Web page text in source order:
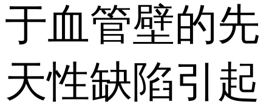
于血管壁的先
天性缺陷引起